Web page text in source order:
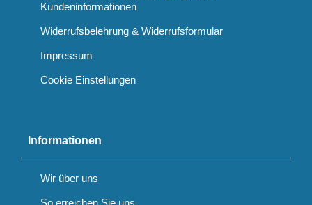
Kundeninformationen
Widerrufsbelehrung & Widerrufsformular
Impressum
Cookie Einstellungen
Informationen
Wir über uns
So erreichen Sie uns